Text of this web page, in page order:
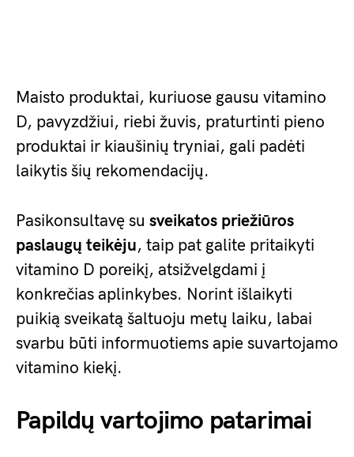
Maisto produktai, kuriuose gausu vitamino
D, pavyzdžiui, riebi žuvis, praturtinti pieno
produktai ir kiaušinių tryniai, gali padėti
laikytis šių rekomendacijų.
Pasikonsultavę su sveikatos priežiūros
paslaugų teikėju, taip pat galite pritaikyti
vitamino D poreikį, atsižvelgdami į
konkrečias aplinkybes. Norint išlaikyti
puikią sveikatą šaltuoju metų laiku, labai
svarbu būti informuotiems apie suvartojamo
vitamino kiekį.
Papildų vartojimo patarimai